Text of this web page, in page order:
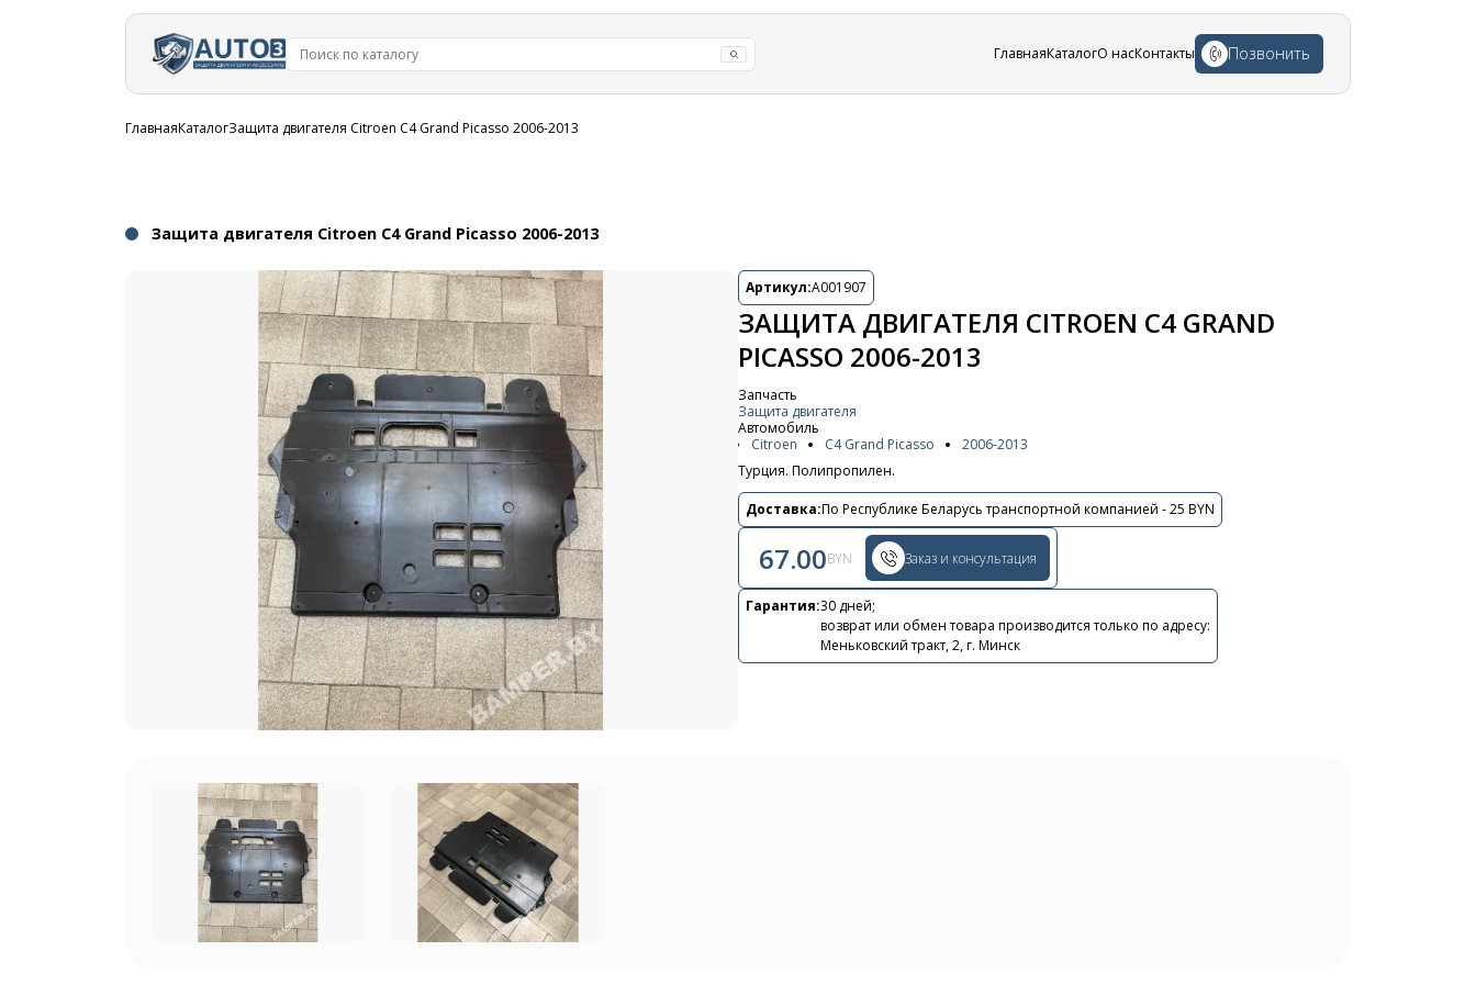
ГлавнаяКаталогО насКонтакты Позвонить
Строка
ГлавнаяКаталогЗащита двигателя Citroen C4 Grand Picasso 2006-2013
Защита двигателя Citroen C4 Grand Picasso 2006-2013
Артикул:A001907
ЗАЩИТА ДВИГАТЕЛЯ CITROEN C4 GRAND
PICASSO 2006-2013
Запчасть
Защита двигателя
Автомобиль
Citroen
C4 Grand Picasso
2006-2013
Турция. Полипропилен.
Доставка:По Республике Беларусь транспортной компанией - 25 BYN
67.00BYN Заказ и консультация
Гарантия:30 дней;
возврат или обмен товара производится только по адресу:
Меньковский тракт, 2, г. Минск
Контакты
+375 29 870 15 80
Viber